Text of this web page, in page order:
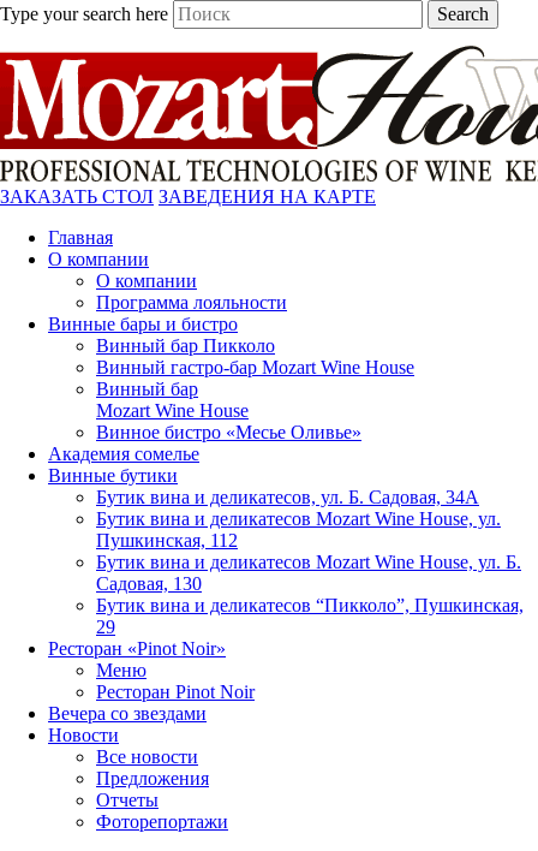
Type your search here Search
ЗАКАЗАТЬ СТОЛ ЗАВЕДЕНИЯ НА КАРТЕ
Главная
О компании
О компании
Программа лояльности
Винные бары и бистро
Винный бар Пикколо
Винный гастро-бар Mozart Wine House
Винный бар
Mozart Wine House
Винное бистро «Месье Оливье»
Академия сомелье
Винные бутики
Бутик вина и деликатесов, ул. Б. Садовая, 34А
Бутик вина и деликатесов Mozart Wine House, ул.
Пушкинская, 112
Бутик вина и деликатесов Mozart Wine House, ул. Б.
Садовая, 130
Бутик вина и деликатесов “Пикколо”, Пушкинская,
29
Ресторан «Pinot Noir»
Меню
Ресторан Pinot Noir
Вечера со звездами
Новости
Все новости
Предложения
Отчеты
Фоторепортажи